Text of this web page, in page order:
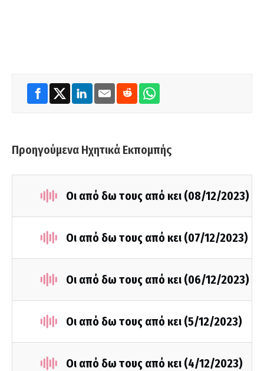
Προηγούμενα Ηχητικά Εκπομπής
Οι από δω τους από κει (08/12/2023)
Οι από δω τους από κει (07/12/2023)
Οι από δω τους από κει (06/12/2023)
Οι από δω τους από κει (5/12/2023)
Οι από δω τους από κει (4/12/2023)